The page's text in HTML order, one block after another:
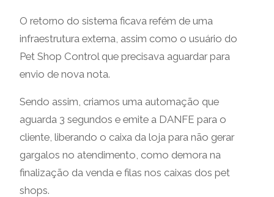
O retorno do sistema ficava refém de uma
infraestrutura externa, assim como o usuário do
Pet Shop Control que precisava aguardar para
envio de nova nota.
Sendo assim, criamos uma automação que
aguarda 3 segundos e emite a DANFE para o
cliente, liberando o caixa da loja para não gerar
gargalos no atendimento, como demora na
finalização da venda e filas nos caixas dos pet
shops.